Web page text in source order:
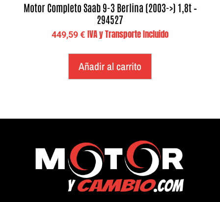
Motor Completo Saab 9-3 Berlina (2003->) 1,8t –
294527
449,59€ IVA y Transporte Incluido
Añadir al carrito